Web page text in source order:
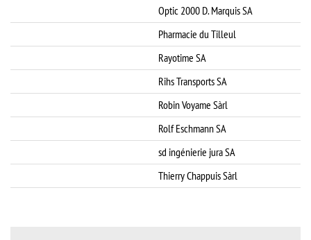
Optic 2000 D. Marquis SA
Pharmacie du Tilleul
Rayotime SA
Rihs Transports SA
Robin Voyame Sàrl
Rolf Eschmann SA
sd ingénierie jura SA
Thierry Chappuis Sàrl